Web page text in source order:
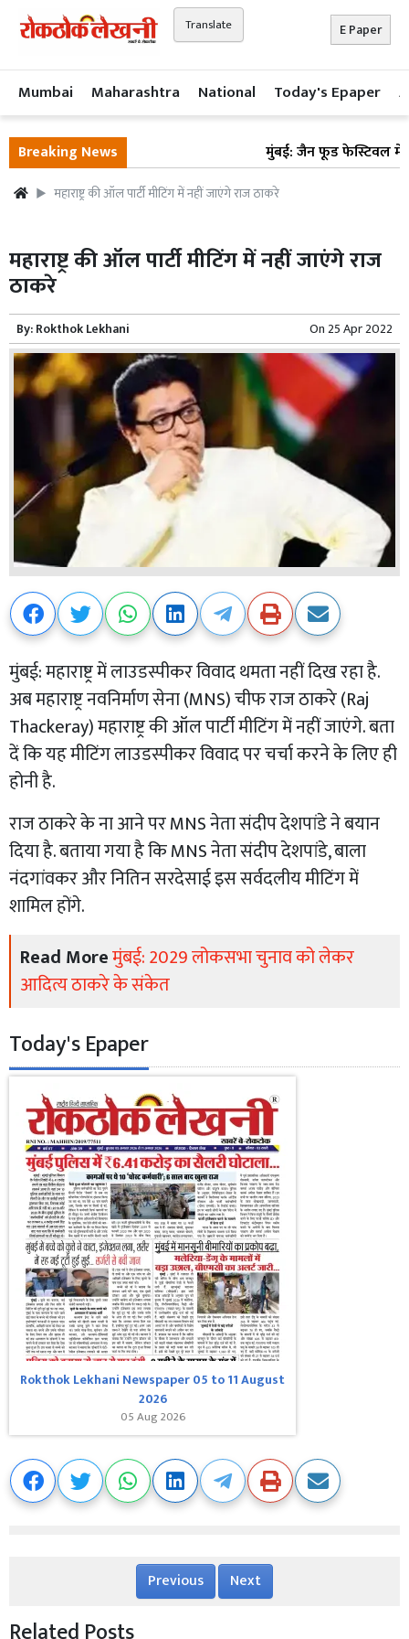
Translate E Paper
Mumbai Maharashtra National Today's Epaper
Breaking News मुंबई: जैन फूड फेस्टिवल में
महाराष्ट्र की ऑल पार्टी मीटिंग में नहीं जाएंगे राज ठाकरे
महाराष्ट्र की ऑल पार्टी मीटिंग में नहीं जाएंगे राज
ठाकरे
By:Rokthok Lekhani On25 Apr 2022
मुंबई: महाराष्ट्र में लाउडस्पीकर विवाद थमता नहीं दिख रहा है.
अब महाराष्ट्र नवनिर्माण सेना (MNS) चीफ राज ठाकरे (Raj
Thackeray) महाराष्ट्र की ऑल पार्टी मीटिंग में नहीं जाएंगे. बता
दें कि यह मीटिंग लाउडस्पीकर विवाद पर चर्चा करने के लिए ही
होनी है.
राज ठाकरे के ना आने पर MNS नेता संदीप देशपांडे ने बयान
दिया है. बताया गया है कि MNS नेता संदीप देशपांडे, बाला
नंदगांवकर और नितिन सरदेसाई इस सर्वदलीय मीटिंग में
शामिल होंगे.
Read Moreमुंबई: 2029 लोकसभा चुनाव को लेकर
आदित्य ठाकरे के संकेत
Today's Epaper
Rokthok Lekhani Newspaper 05 to 11 August
2026
05 Aug 2026
Previous Next